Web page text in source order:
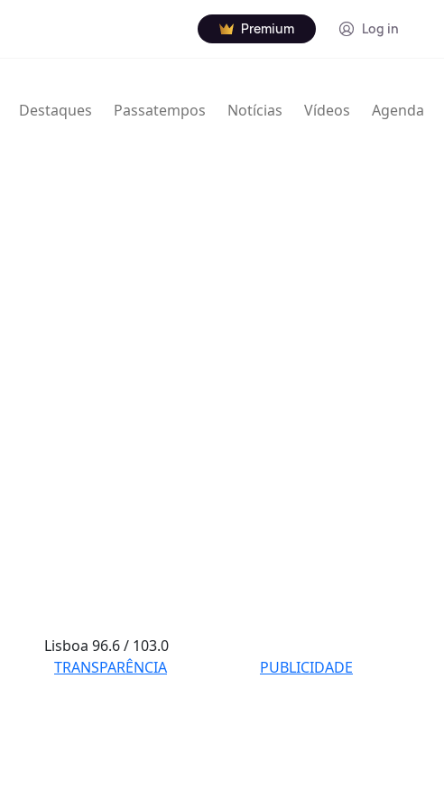
Premium Log in
Destaques Passatempos Notícias Vídeos Agenda
Lisboa96.6 / 103.0
TRANSPARÊNCIA
PUBLICIDADE